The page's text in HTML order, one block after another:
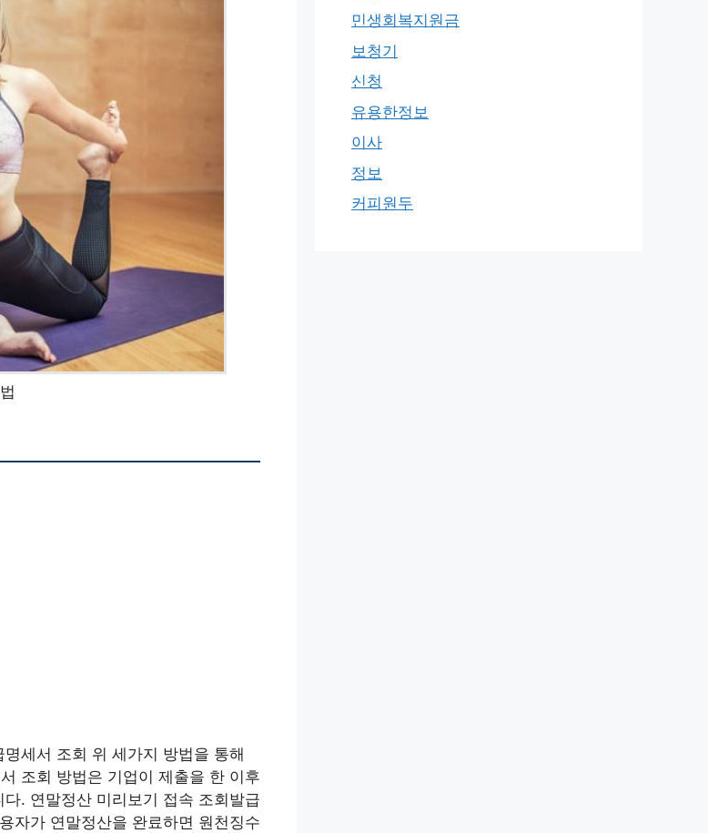
세서 조회 위 세가지 방법을 통해
조회 방법은 기업이 제출을 한 이후
. 연말정산 미리보기 접속 조회발급
자가 연말정산을 완료하면 원천징수
민생회복지원금
보청기
신청
유용한정보
이사
정보
커피원두